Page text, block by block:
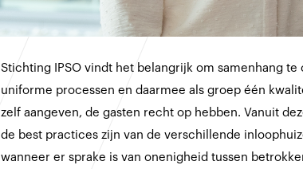
Stichting IPSO vindt het belangrijk om samenhang
uniforme processen en daarmee als groep één
zelf aangeven, de gasten recht op hebben. Vanuit
de best practices zijn van de verschillende
wanneer er sprake is van onenigheid tussen